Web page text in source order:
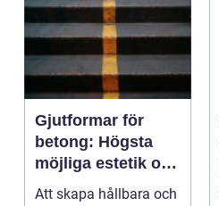
Gjutformar för
betong: Högsta
möjliga estetik och
funktionalitet
Att skapa hållbara och